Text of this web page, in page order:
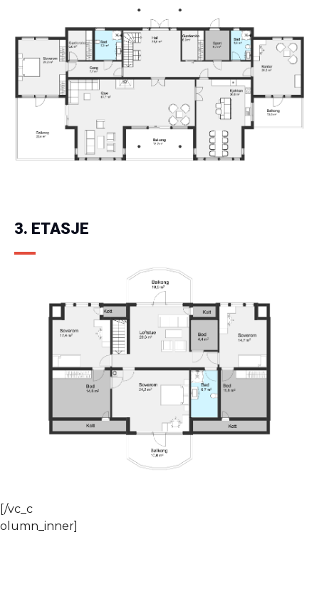
3. ETASJE
[/vc_c
olumn_inner]